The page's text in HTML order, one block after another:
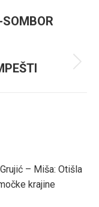
– Miša: Otišla
krajine